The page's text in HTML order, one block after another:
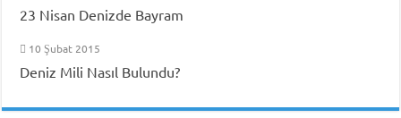
23 Nisan Denizde Bayram
10 Şubat 2015
Deniz Mili Nasıl Bulundu?